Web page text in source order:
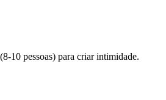
10 pessoas) para criar intimidade.